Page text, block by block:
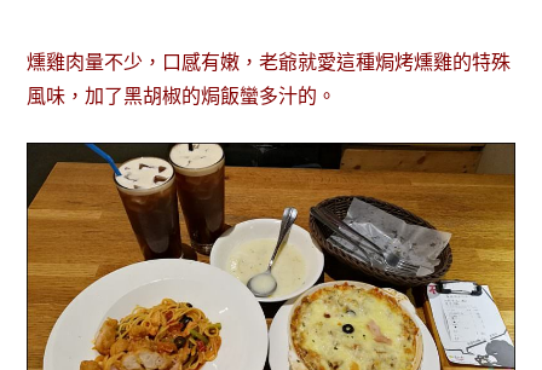
燻雞肉量不少，口感有嫩，老爺就愛這種焗烤燻雞的特殊
風味，加了黑胡椒的焗飯蠻多汁的。